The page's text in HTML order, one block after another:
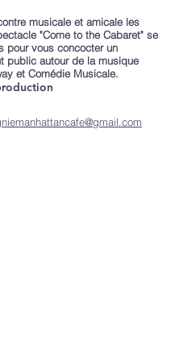
musicale et amicale les
"Come to the Cabaret" se
pour vous concocter un
public autour de la musique
et Comédie Musicale.